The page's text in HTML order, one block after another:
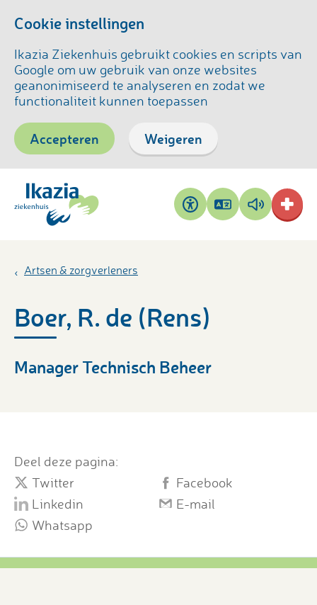
Cookie instellingen
Ikazia Ziekenhuis gebruikt cookies en scripts van
Google om uw gebruik van onze websites
geanonimiseerd te analyseren en zodat we
functionaliteit kunnen toepassen
Accepteren Weigeren
Toegankelijkheid
Pagina
vertalen
Pagina
voorlezen
Artsen & zorgverleners
Boer, R. de (Rens)
Manager Technisch Beheer
Deel deze pagina:
Twitter
Facebook
Linkedin
E-mail
Whatsapp